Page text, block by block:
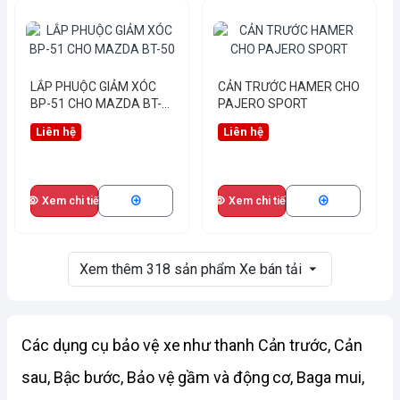
LẮP PHUỘC GIẢM XÓC
BP-51 CHO MAZDA BT-
50
Liên hệ
Xem chi tiết
CẢN TRƯỚC HAMER CHO
PAJERO SPORT
Liên hệ
Xem chi tiết
Xem thêm 318 sản phẩm Xe bán tải
Các dụng cụ bảo vệ xe như thanh Cản trước, Cản
sau, Bậc bước, Bảo vệ gầm và động cơ, Baga mui,